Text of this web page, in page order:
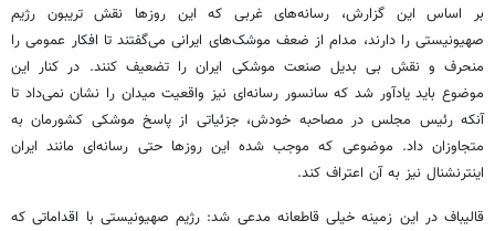
بر اساس این گزارش، رسانه‌های غربی که این روزها نقش تریبون رژیم
صهیونیستی را دارند، مدام از ضعف موشک‌های ایرانی می‌گفتند تا افکار عمومی را
منحرف و نقش بی بدیل صنعت موشکی ایران را تضعیف کنند. در کنار این
موضوع باید یادآور شد که سانسور رسانه‌ای نیز واقعیت میدان را نشان نمی‌داد تا
آنکه رئیس مجلس در مصاحبه خودش، جزئیاتی از پاسخ موشکی کشورمان به
متجاوزان داد. موضوعی که موجب شده این روزها حتی رسانه‌ای مانند ایران
اینترنشنال نیز به آن اعتراف کند.
قالیباف در این زمینه خیلی قاطعانه مدعی شد: رژیم صهیونیستی با اقداماتی که